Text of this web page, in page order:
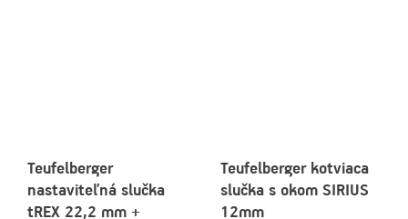
Teufelberger
nastaviteľná slučka
tREX 22,2 mm +
Teufelberger kotviaca
slučka s okom SIRIUS
12mm